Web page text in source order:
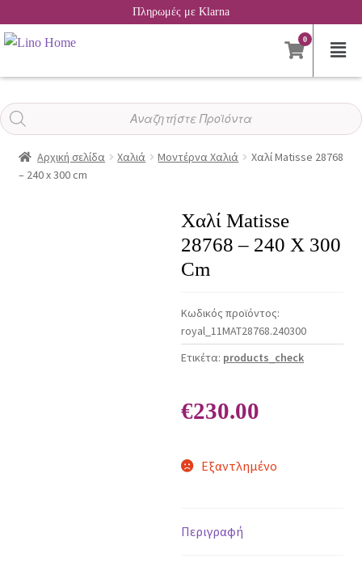
Πληρωμές με Klarna
0
Αναζήτηση
προϊόντων
Αρχική σελίδα Χαλιά Μοντέρνα Χαλιά
Χαλί Matisse 28768
– 240 x 300 cm
Χαλί Matisse
28768 – 240 X 300
Cm
Κωδικός προϊόντος:
royal_11MAT28768.240300
Ετικέτα: products_check
€230.00
Εξαντλημένο
Περιγραφή